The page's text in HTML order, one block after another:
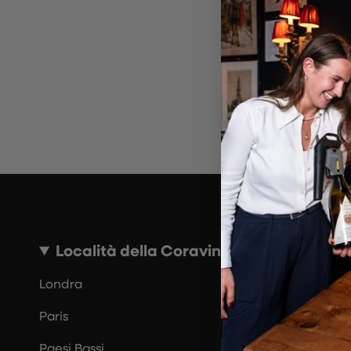
~10 MINUTI
Località della Coravin Guide
Londra
Paris
Paesi Bassi